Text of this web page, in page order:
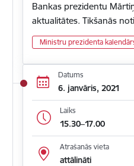
Bankas prezidentu
aktualitātes. Tikšanās
Ministru prezidenta
Datums
6. janvāris, 2021
Laiks
15.30–17.00
Atrašanās vieta
attālināti